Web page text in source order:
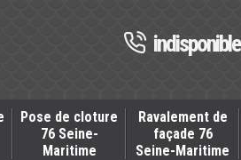
indisponible
Pose de cloture
76 Seine-
Maritime
Ravalement de
façade 76
Seine-Maritime